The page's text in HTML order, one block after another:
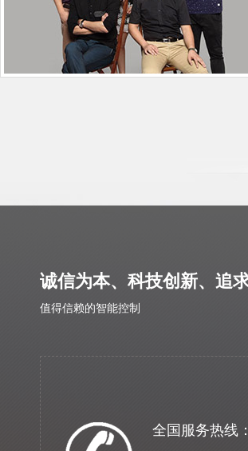
通单片机微控制器、嵌入式系统、数模电路相
结合的综合控制系统设计开发。为顺德家电王
国及珠三角的知名品牌企业在家电领域提供了
能热泵热水器及供暧设施的数码智能电子控
场的认可。
注重细节，精雕细琢是科照人的工作理
念，以人为本，诚信经营、不断创新是科照公
诚信为本、科技创新、追
值得信赖的智能控制
全国服务热线：